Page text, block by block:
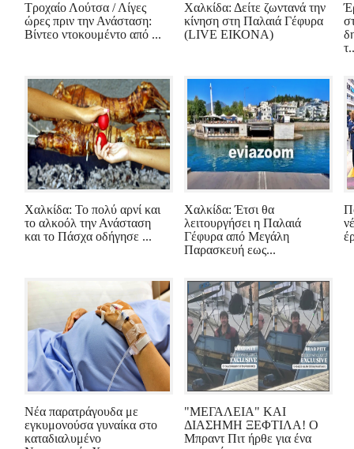
Τροχαίο Λούτσα / Λίγες
ώρες πριν την Ανάσταση:
Βίντεο ντοκουμέντο από ...
Χαλκίδα: Δείτε ζωντανά την
κίνηση στη Παλαιά Γέφυρα
(LIVE ΕΙΚΟΝΑ)
Χαλκίδα: Το πολύ αρνί και
το αλκοόλ την Ανάσταση
και το Πάσχα οδήγησε ...
Χαλκίδα: Έτσι θα
λειτουργήσει η Παλαιά
Γέφυρα από Μεγάλη
Παρασκευή εως...
Νέα παρατράγουδα με
εγκυμονούσα γυναίκα στο
καταδιαλυμένο
"ΜΕΓΑΛΕΙΑ" ΚΑΙ
ΔΙΑΣΗΜΗ ΞΕΦΤΙΛΑ! Ο
Μπραντ Πιτ ήρθε για ένα